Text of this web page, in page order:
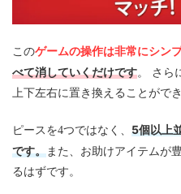
このゲームの操作は非常にシン
べて消していくだけです。 さら
上下左右に置き換えることができ
ピースを4つではなく、 5個以上
です。 また、お助けアイテムが
るはずです。